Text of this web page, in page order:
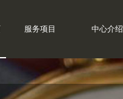
服务项目 中心介绍